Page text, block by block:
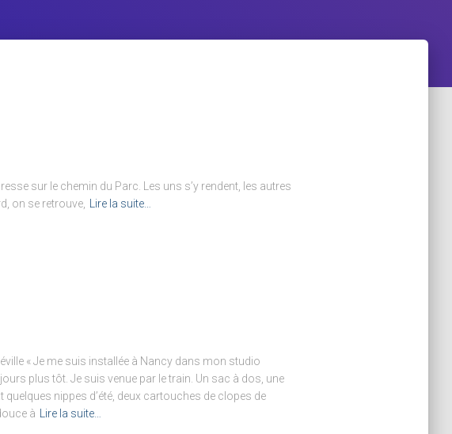
sur le chemin du Parc. Les uns s’y rendent, les autres
on se retrouve,
Lire la suite…
« Je me suis installée à Nancy dans mon studio
plus tôt. Je suis venue par le train. Un sac à dos, une
nippes d’été, deux cartouches de clopes de
à
Lire la suite…